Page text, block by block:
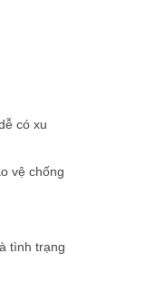
có xu
vệ chống
tình trạng